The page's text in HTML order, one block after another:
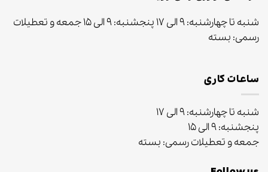
شنبه تا چهارشنبه: ۹ الی ۱۷ پنجشنبه: ۹ الی ۱۵ جمعه و تعطیلات
رسمی: بسته
ساعات کاری
شنبه تا چهارشنبه: ۹ الی ۱۷
پنجشنبه: ۹ الی ۱۵
جمعه و تعطیلات رسمی: بسته